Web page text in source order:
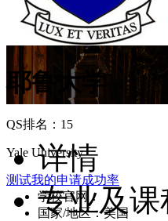
耶鲁大学
QS排名：15
Yale University
测试我的申请成功率
学校官网：
国家/地区：美国
详情
专业及课